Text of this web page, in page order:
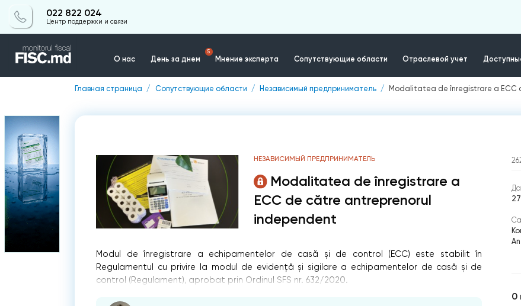
022 822 024
Центр поддержки и связи
О нас День за днем
5
Мнение эксперта Сопутствующие области Отраслевой учет
Главная страница Сопутствующие области Независимый предприниматель Modalitatea de înregistrare a ECC
НЕЗАВИСИМЫЙ ПРЕДПРИНИМАТЕЛЬ
Modalitatea de înregistrare a
ECC de către antreprenorul
independent
Modul de înregistrare a echipamentelor de casă și de control (ECC) este stabilit în
Regulamentul cu privire la modul de evidență și sigilare a echipamentelor de casă și de
control (Regulament), aprobat prin Ordinul SFS nr. 632/2020.
0